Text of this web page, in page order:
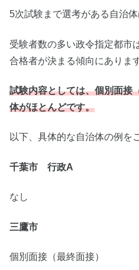
5次試験まで選考がある自治体
受験者数の多い政令指定都市
合格者が決まる傾向にあります
試験内容としては、個別面接
体がほとんどです。
以下、具体的な自治体の例を
千葉市 行政A
なし
三鷹市
個別面接（最終面接）